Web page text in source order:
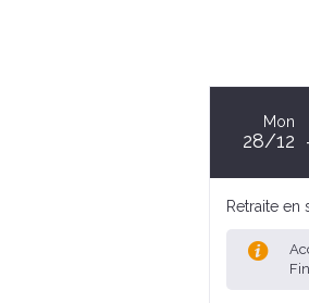
Mon
28/12
Retraite en